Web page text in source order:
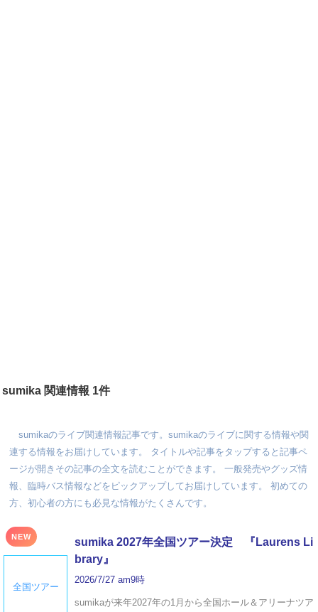
sumika 関連情報 1件
sumikaのライブ関連情報記事です。sumikaのライブに関する情報や関
連する情報をお届けしています。 タイトルや記事をタップすると記事ペ
ージが開きその記事の全文を読むことができます。 一般発売やグッズ情
報、臨時バス情報などをピックアップしてお届けしています。 初めての
方、初心者の方にも必見な情報がたくさんです。
NEW
全国ツアー
sumika 2027年全国ツアー決定 『Laurens Li
brary』
2026/7/27 am9時
sumikaが来年2027年の1月から全国ホール＆アリーナツア